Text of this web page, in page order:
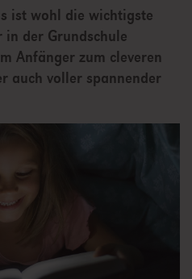
ist wohl die wichtigste
in der Grundschule
Anfänger zum cleveren
auch voller spannender